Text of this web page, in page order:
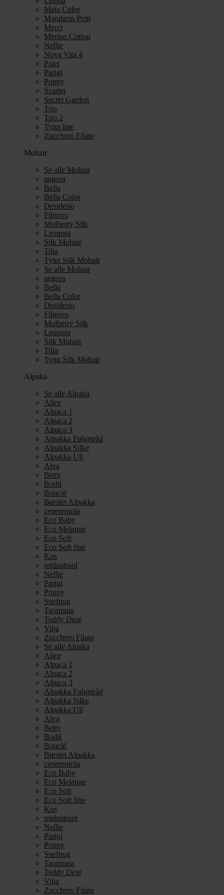
Maja Color
Mandarin Petit
Merci
Merino Cotton
Nellie
Nova Vita 4
Palet
Parigi
Poppy
Scarlet
Secret Garden
Trio
Trio 2
Tynn line
Zucchero Filato
Mohair
Se alle Mohair
angora
Bella
Bella Color
Desiderio
Filnovo
Mulberry Silk
Leonora
Silk Mohair
Tilia
Tynn Silk Mohair
Se alle Mohair
angora
Bella
Bella Color
Desiderio
Filnovo
Mulberry Silk
Leonora
Silk Mohair
Tilia
Tynn Silk Mohair
Alpaka
Se alle Alpaka
Alice
Alpaca 1
Alpaca 2
Alpaca 3
Alpakka Følgetråd
Alpakka Silke
Alpakka Ull
Alva
Betty
Bodil
Bouclé
Børstet Alpakka
cenerentola
Eco Baby
Eco Melange
Eco Soft
Eco Soft fine
Kos
midnatssol
Nellie
Parigi
Poppy
Snefnug
Taormina
Teddy Dear
Vilja
Zucchero Filato
Se alle Alpaka
Alice
Alpaca 1
Alpaca 2
Alpaca 3
Alpakka Følgetråd
Alpakka Silke
Alpakka Ull
Alva
Betty
Bodil
Bouclé
Børstet Alpakka
cenerentola
Eco Baby
Eco Melange
Eco Soft
Eco Soft fine
Kos
midnatssol
Nellie
Parigi
Poppy
Snefnug
Taormina
Teddy Dear
Vilja
Zucchero Filato